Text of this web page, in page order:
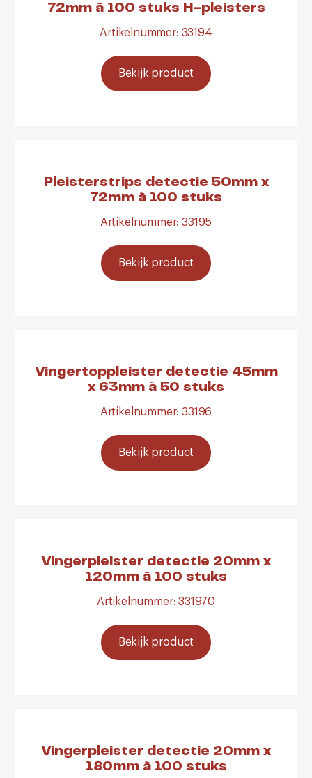
72mm à 100 stuks H-pleisters
Artikelnummer: 33194
Bekijk product
Pleisterstrips detectie 50mm x
72mm à 100 stuks
Artikelnummer: 33195
Bekijk product
Vingertoppleister detectie 45mm
x 63mm à 50 stuks
Artikelnummer: 33196
Bekijk product
Vingerpleister detectie 20mm x
120mm à 100 stuks
Artikelnummer: 331970
Bekijk product
Vingerpleister detectie 20mm x
180mm à 100 stuks